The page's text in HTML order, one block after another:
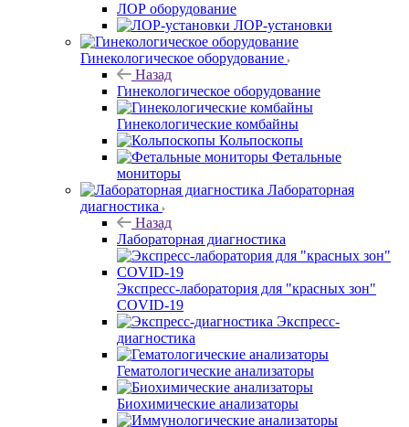
ЛОР оборудование
ЛОР-установки
Гинекологическое оборудование
Назад
Гинекологическое оборудование
Гинекологические комбайны
Кольпоскопы
Фетальные
мониторы
Лабораторная
диагностика
Назад
Лабораторная диагностика
Экспресс-лаборатория для "красных зон"
COVID-19
Экспресс-
диагностика
Гематологические анализаторы
Биохимические анализаторы